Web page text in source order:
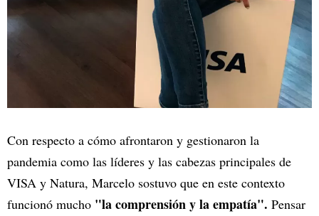
Con respecto a cómo afrontaron y gestionaron la
pandemia como las líderes y las cabezas principales de
VISA y Natura, Marcelo sostuvo que en este contexto
funcionó mucho "la comprensión y la empatía". Pensar